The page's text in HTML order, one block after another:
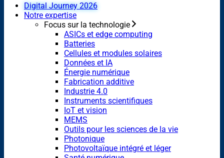
Digital Journey 2026
Notre expertise
Focus sur la technologie
ASICs et edge computing
Batteries
Cellules et modules solaires
Données et IA
Énergie numérique
Fabrication additive
Industrie 4.0
Instruments scientifiques
IoT et vision
MEMS
Outils pour les sciences de la vie
Photonique
Photovoltaïque intégré et léger